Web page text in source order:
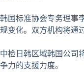
韩国标准协会专务理事
规变化。双方机构将通
中检日韩区域韩国公司
争力的支援力度。